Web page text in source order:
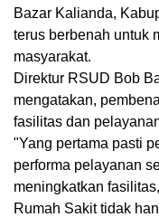
Bazar Kalianda,
terus berbenah untuk
masyarakat.
Direktur RSUD Bob
mengatakan,
fasilitas dan
"Yang pertama pasti
performa pelayanan
meningkatkan
Rumah Sakit tidak